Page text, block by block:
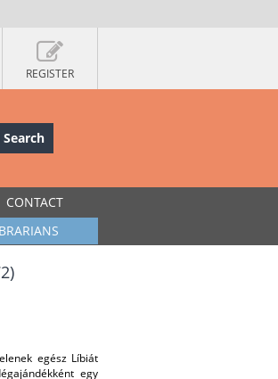
REGISTER
CONTACT
egész Líbiát
egy